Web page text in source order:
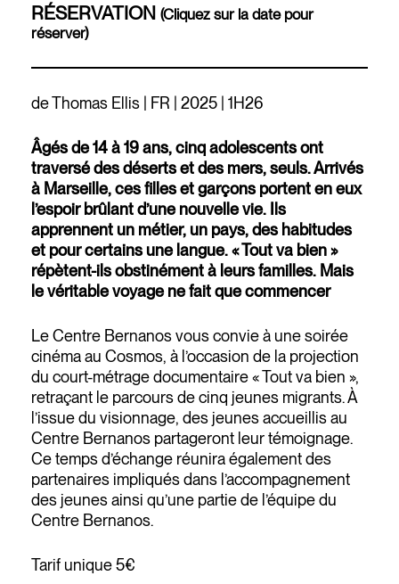
RÉSERVATION (Cliquez sur la date pour
réserver)
de Thomas Ellis | FR | 2025 | 1H26
Âgés de 14 à 19 ans, cinq adolescents ont
traversé des déserts et des mers, seuls. Arrivés
à Marseille, ces filles et garçons portent en eux
l’espoir brûlant d’une nouvelle vie. Ils
apprennent un métier, un pays, des habitudes
et pour certains une langue. « Tout va bien »
répètent-ils obstinément à leurs familles. Mais
le véritable voyage ne fait que commencer
Le Centre Bernanos vous convie à une soirée
cinéma au Cosmos, à l’occasion de la projection
du court-métrage documentaire « Tout va bien »,
retraçant le parcours de cinq jeunes migrants. À
l’issue du visionnage, des jeunes accueillis au
Centre Bernanos partageront leur témoignage.
Ce temps d’échange réunira également des
partenaires impliqués dans l’accompagnement
des jeunes ainsi qu’une partie de l’équipe du
Centre Bernanos.
Tarif unique 5€